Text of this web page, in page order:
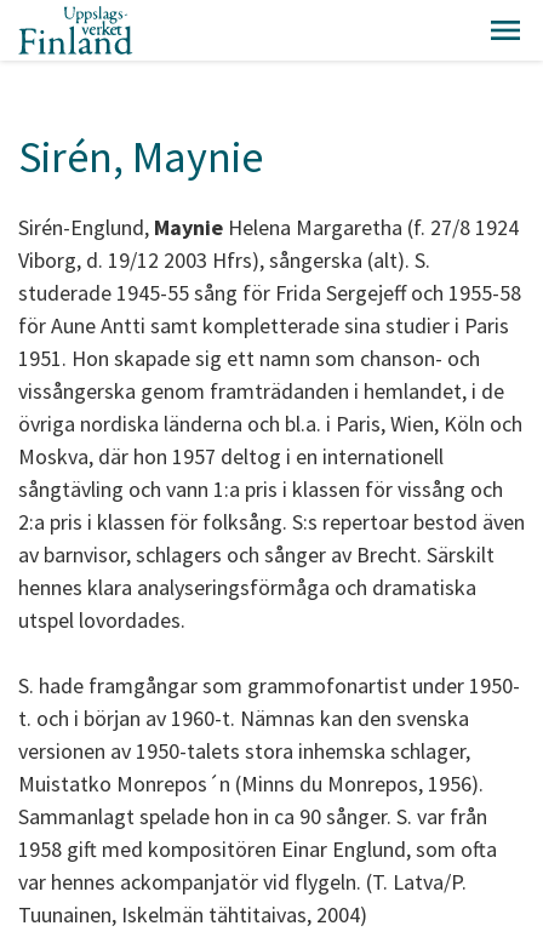
Sirén, Maynie
Sirén-Englund, Maynie Helena Margaretha (f. 27/8 1924
Viborg, d. 19/12 2003 Hfrs), sångerska (alt). S.
studerade 1945-55 sång för Frida Sergejeff och 1955-58
för Aune Antti samt kompletterade sina studier i Paris
1951. Hon skapade sig ett namn som chanson- och
vissångerska genom framträdanden i hemlandet, i de
övriga nordiska länderna och bl.a. i Paris, Wien, Köln och
Moskva, där hon 1957 deltog i en internationell
sångtävling och vann 1:a pris i klassen för vissång och
2:a pris i klassen för folksång. S:s repertoar bestod även
av barnvisor, schlagers och sånger av Brecht. Särskilt
hennes klara analyseringsförmåga och dramatiska
utspel lovordades.
S. hade framgångar som grammofonartist under 1950-
t. och i början av 1960-t. Nämnas kan den svenska
versionen av 1950-talets stora inhemska schlager,
Muistatko Monrepos´n (Minns du Monrepos, 1956).
Sammanlagt spelade hon in ca 90 sånger. S. var från
1958 gift med kompositören Einar Englund, som ofta
var hennes ackompanjatör vid flygeln. (T. Latva/P.
Tuunainen, Iskelmän tähtitaivas, 2004)